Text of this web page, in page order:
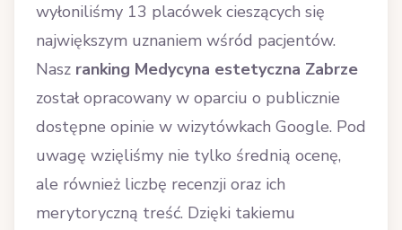
wyłoniliśmy 13 placówek cieszących się
największym uznaniem wśród pacjentów.
Nasz ranking Medycyna estetyczna Zabrze
został opracowany w oparciu o publicznie
dostępne opinie w wizytówkach Google. Pod
uwagę wzięliśmy nie tylko średnią ocenę,
ale również liczbę recenzji oraz ich
merytoryczną treść. Dzięki takiemu